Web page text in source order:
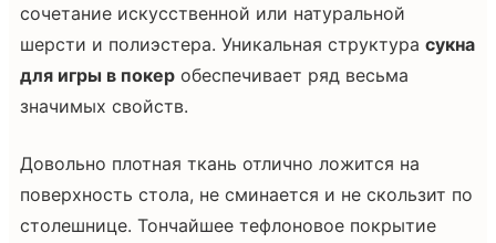
сочетание искусственной или натуральной
шерсти и полиэстера. Уникальная структура сукна
для игры в покер обеспечивает ряд весьма
значимых свойств.
Довольно плотная ткань отлично ложится на
поверхность стола, не сминается и не скользит по
столешнице. Тончайшее тефлоновое покрытие